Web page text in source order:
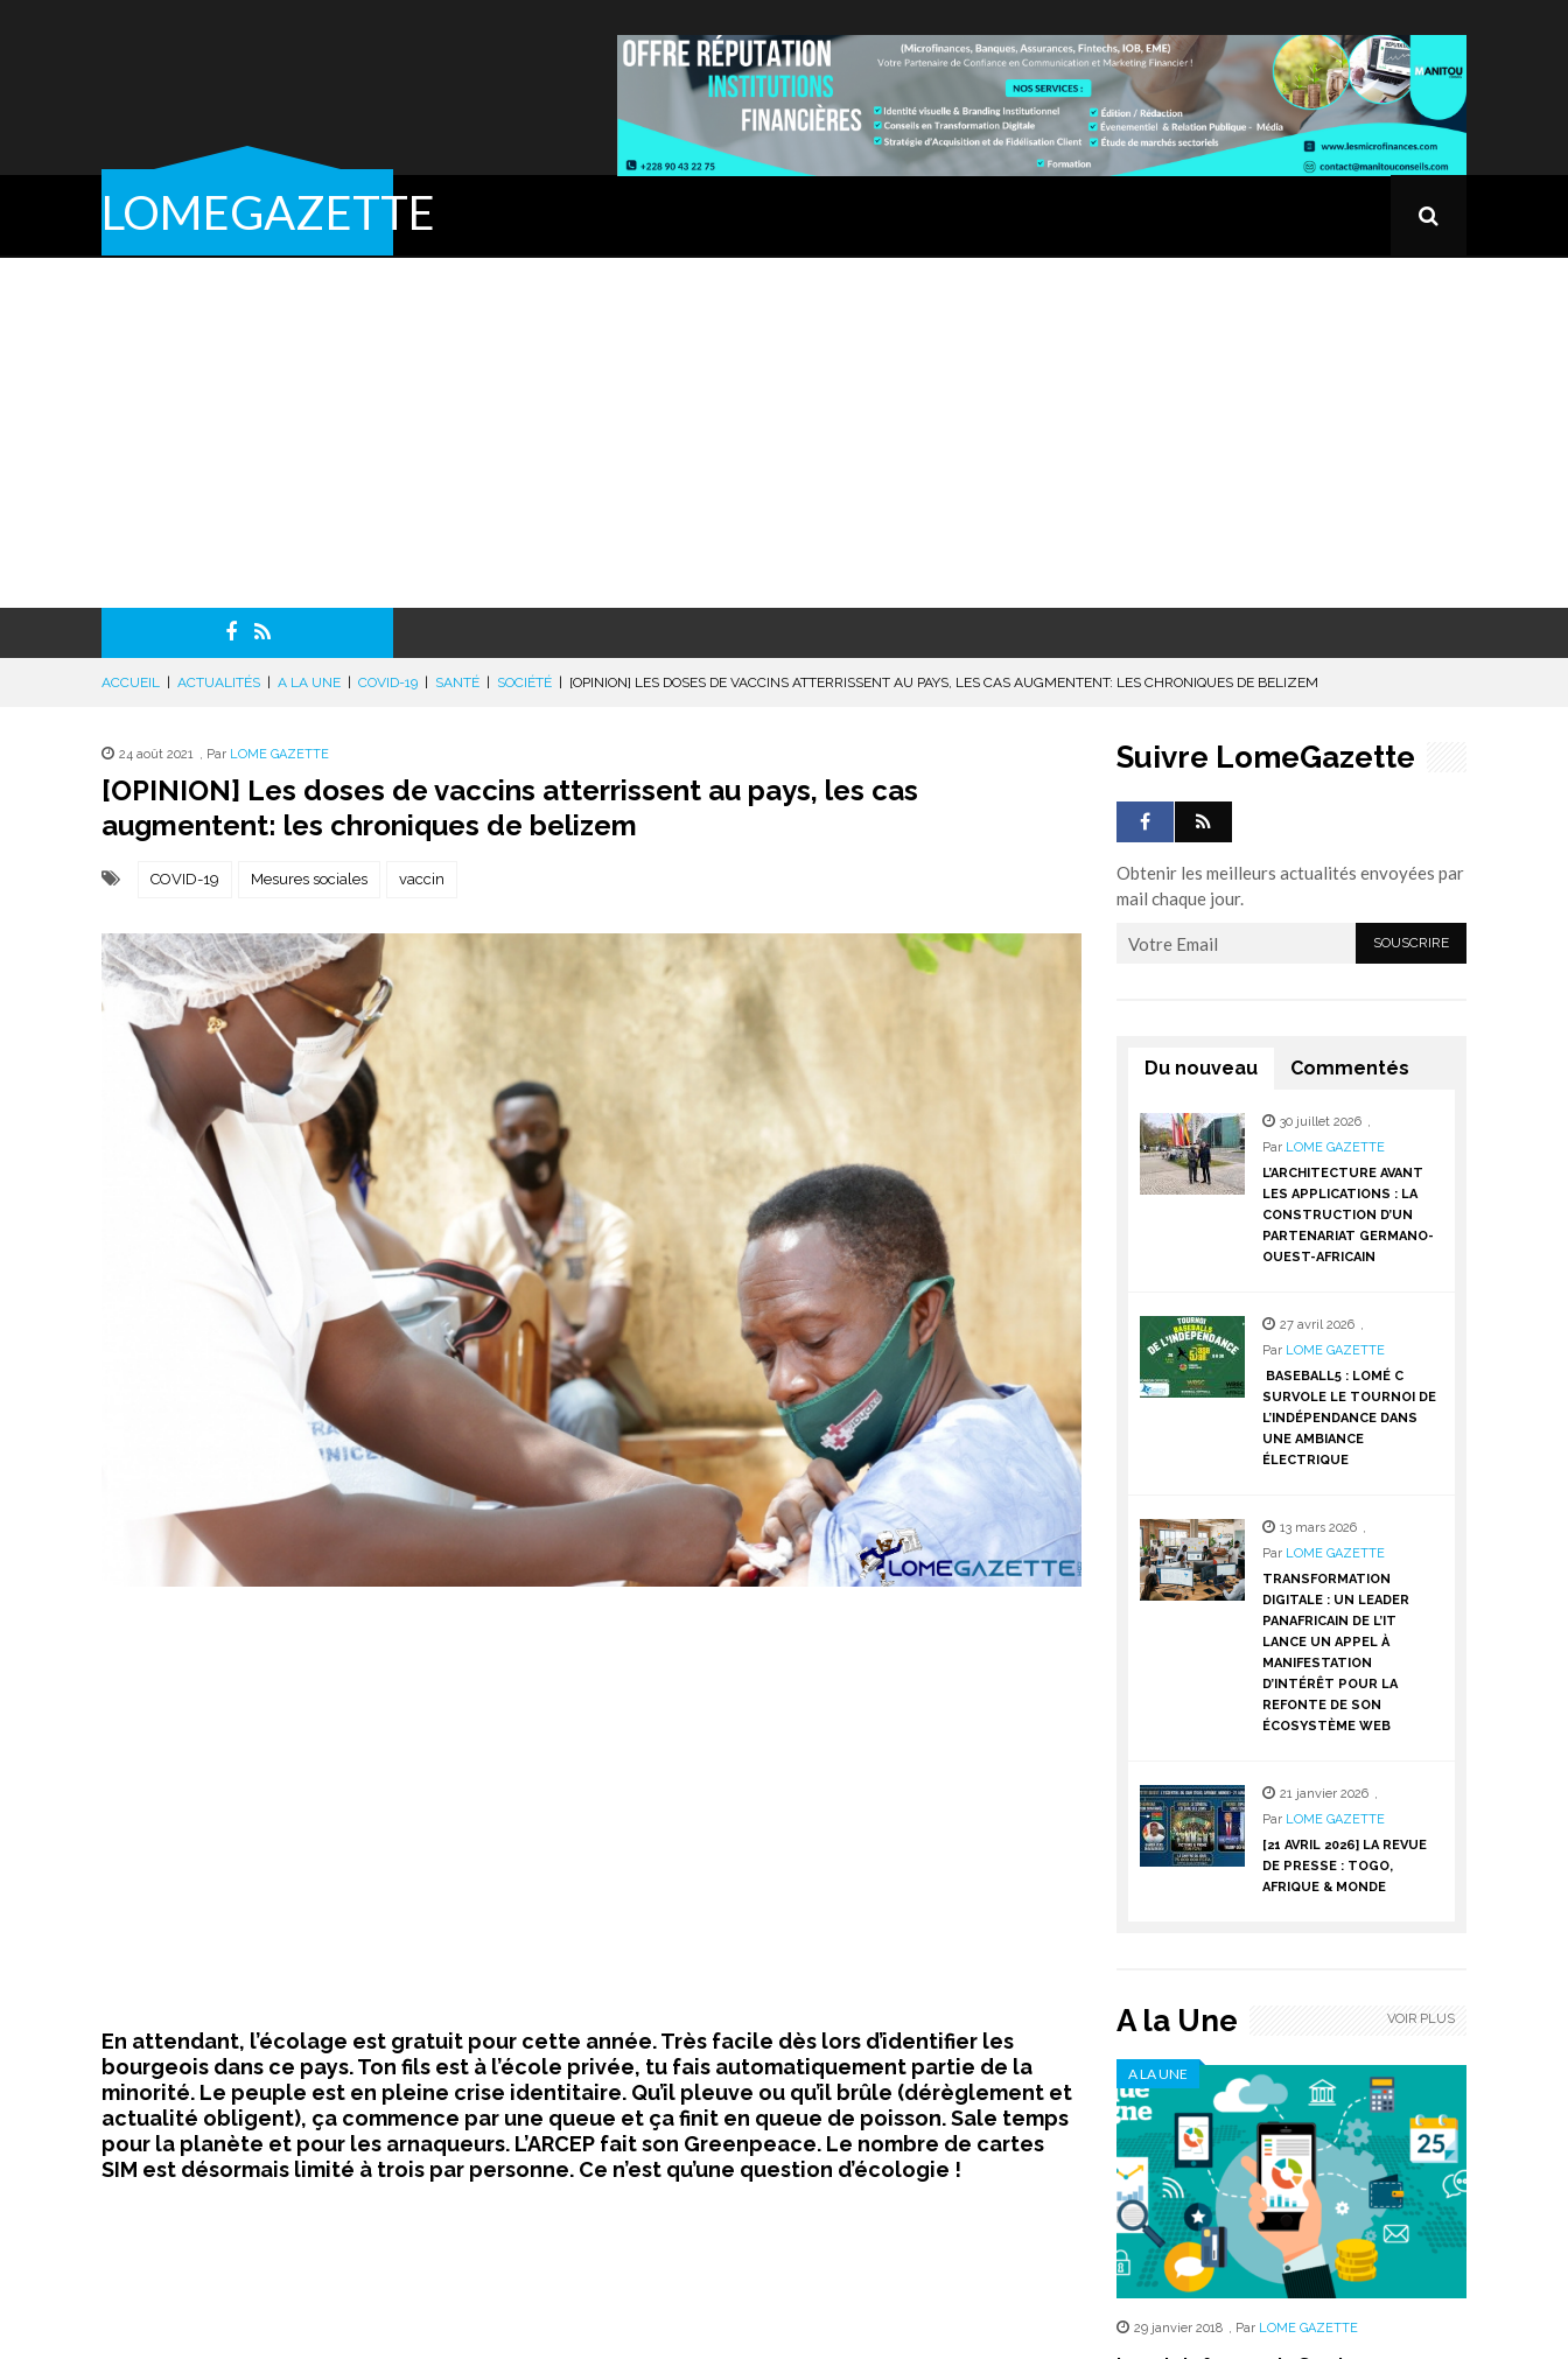
LOMEGAZETTE
ACCUEIL ACTUALITÉS A LA UNE COVID-19 SANTÉ SOCIÉTÉ [OPINION] LES DOSES DE VACCINS ATTERRISSENT AU PAYS, LES CAS AUGMENTENT: LES CHRONIQUES DE BELIZEM
24 août 2021 , Par LOME GAZETTE
[OPINION] Les doses de vaccins atterrissent au pays, les cas
augmentent: les chroniques de belizem
COVID-19 Mesures sociales vaccin
En attendant, l’écolage est gratuit pour cette année. Très facile dès lors d’identifier les
bourgeois dans ce pays. Ton fils est à l’école privée, tu fais automatiquement partie de la
minorité. Le peuple est en pleine crise identitaire. Qu’il pleuve ou qu’il brûle (dérèglement et
actualité obligent), ça commence par une queue et ça finit en queue de poisson. Sale temps
pour la planète et pour les arnaqueurs. L’ARCEP fait son Greenpeace. Le nombre de cartes
SIM est désormais limité à trois par personne. Ce n’est qu’une question d’écologie !
Suivre LomeGazette
Obtenir les meilleurs actualités envoyées par
mail chaque jour.
Du nouveau Commentés
30 juillet 2026 ,
Par LOME GAZETTE
L’ARCHITECTURE AVANT
LES APPLICATIONS : LA
CONSTRUCTION D’UN
PARTENARIAT GERMANO-
OUEST-AFRICAIN
27 avril 2026 ,
Par LOME GAZETTE
BASEBALL5 : LOMÉ C
SURVOLE LE TOURNOI DE
L’INDÉPENDANCE DANS
UNE AMBIANCE
ÉLECTRIQUE
13 mars 2026 ,
Par LOME GAZETTE
TRANSFORMATION
DIGITALE : UN LEADER
PANAFRICAIN DE L’IT
LANCE UN APPEL À
MANIFESTATION
D’INTÉRÊT POUR LA
REFONTE DE SON
ÉCOSYSTÈME WEB
21 janvier 2026 ,
Par LOME GAZETTE
[21 AVRIL 2026] LA REVUE
DE PRESSE : TOGO,
AFRIQUE & MONDE
A la Une
A LA UNE
29 janvier 2018 , Par LOME GAZETTE
VOIR PLUS